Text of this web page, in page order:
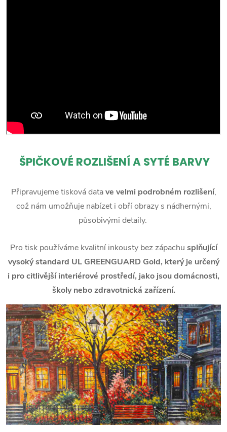
ŠPIČKOVÉ ROZLIŠENÍ A SYTÉ BARVY
Připravujeme tisková datave velmi podrobném rozlišení,
což nám umožňuje nabízet i obří obrazy s nádhernými,
působivými detaily.
Pro tisk používáme kvalitní inkousty bez zápachu splňující
vysoký standard UL GREENGUARD Gold, který je určený
i pro citlivější interiérové prostředí, jako jsou domácnosti,
školy nebo zdravotnická zařízení.